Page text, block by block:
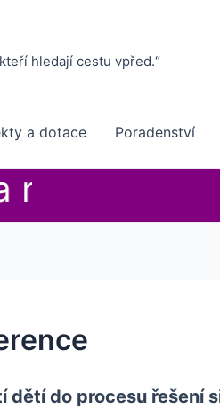
hledají cestu vpřed.“
a dotace Poradenství
kurzy.
do procesu řešení